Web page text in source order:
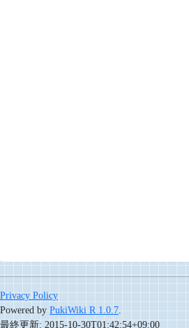
Privacy Policy
Powered by PukiWiki R 1.0.7
最終更新: 2015-10-30T01:42:54+09:00